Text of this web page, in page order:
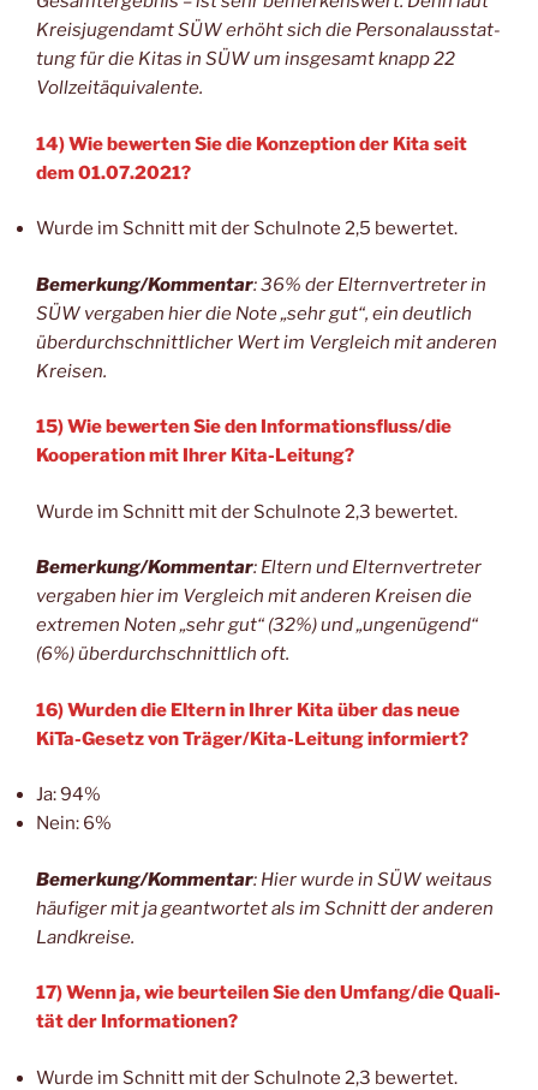
Kreis­ju­gend­amt SÜW erhöht sich die Per­so­nal­aus­stat­
tung für die Kitas in SÜW um ins­ge­samt knapp 22
Vollzeitäquivalente.
14) Wie bewer­ten Sie die Kon­zep­ti­on der Kita seit
dem 01.07.2021?
Wur­de im Schnitt mit der Schul­no­te 2,5 bewertet.
Bemerkung/Kommentar: 36% der Eltern­ver­tre­ter in
SÜW ver­ga­ben hier die Note „sehr gut“, ein deut­lich
über­durch­schnitt­li­cher Wert im Ver­gleich mit ande­ren
Kreisen.
15) Wie bewer­ten Sie den Informationsfluss/die
Koope­ra­ti­on mit Ihrer Kita-Leitung?
Wur­de im Schnitt mit der Schul­no­te 2,3 bewertet.
Bemerkung/Kommentar: Eltern und Eltern­ver­tre­ter
ver­ga­ben hier im Ver­gleich mit ande­ren Krei­sen die
extre­men Noten „sehr gut“ (32%) und „unge­nü­gend“
(6%) über­durch­schnitt­lich oft.
16) Wur­den die Eltern in Ihrer Kita über das neue
KiTa-Gesetz von Trä­ger/Ki­ta-Lei­tung informiert?
Ja: 94%
Nein: 6%
Bemerkung/Kommentar: Hier wur­de in SÜW weit­aus
häu­fi­ger mit ja geant­wor­tet als im Schnitt der ande­ren
Landkreise.
17) Wenn ja, wie beur­tei­len Sie den Umfang/die Qua­li­
tät der Informationen?
Wur­de im Schnitt mit der Schul­no­te 2,3 bewertet.